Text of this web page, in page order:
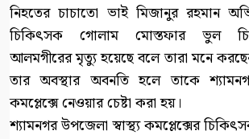
নিহতের চাচাতো ভাই মিজানুর রহমান
চিকিৎসক গোলাম মোস্তফার ভুল
আলমগীরের মৃত্যু হয়েছে বলে তারা মনে
তার অবস্থার অবনতি হলে তাকে
কমপ্লেক্সে নেওয়ার চেষ্টা করা হয়।
শ্যামনগর উপজেলা স্বাস্থ্য কমপ্লেক্সের